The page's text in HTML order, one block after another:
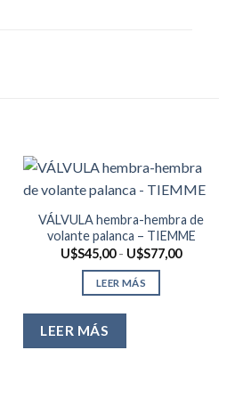
VÁLVULA hembra-hembra de
volante palanca – TIEMME
U$S45,00 - U$S77,00Rango
LEER MÁS
LEER MÁS